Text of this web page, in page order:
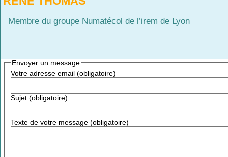
Membre du groupe Numatécol de l’irem de Lyon
Envoyer un message
Votre adresse email (obligatoire)
Sujet (obligatoire)
Texte de votre message (obligatoire)